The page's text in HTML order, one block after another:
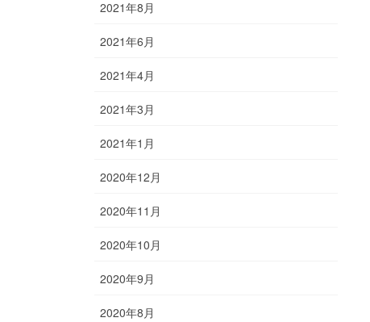
2021年8月
2021年6月
2021年4月
2021年3月
2021年1月
2020年12月
2020年11月
2020年10月
2020年9月
2020年8月